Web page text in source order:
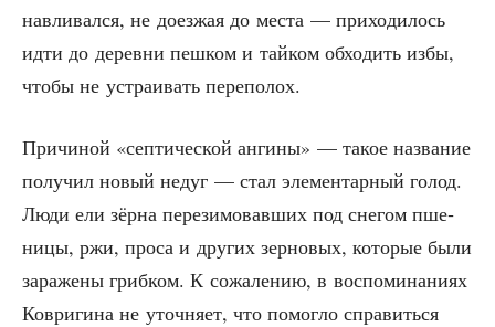
нав­ли­вал­ся, не доез­жая до места — при­хо­ди­лось
идти до дерев­ни пеш­ком и тай­ком обхо­дить избы,
что­бы не устра­и­вать переполох.
При­чи­ной «сеп­ти­че­ской анги­ны» — такое назва­ние
полу­чил новый недуг — стал эле­мен­тар­ный голод.
Люди ели зёр­на пере­зи­мо­вав­ших под сне­гом пше­
ни­цы, ржи, про­са и дру­гих зер­но­вых, кото­рые были
зара­же­ны гриб­ком. К сожа­ле­нию, в вос­по­ми­на­ни­ях
Коври­ги­на не уточ­ня­ет, что помог­ло спра­вить­ся